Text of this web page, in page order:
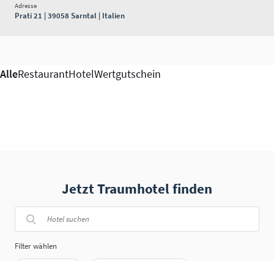
Adresse
Prati 21 | 39058 Sarntal | Italien
Jetzt Traumhotel finden
Filter wählen